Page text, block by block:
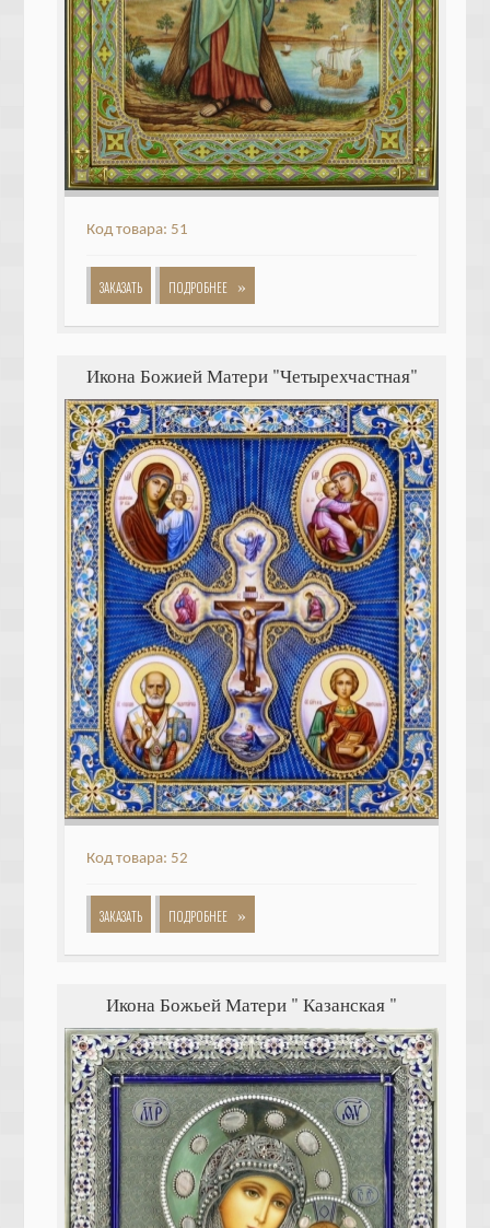
Код товара: 51
ЗАКАЗАТЬ ПОДРОБНЕЕ »
Икона Божией Матери "Четырехчастная"
Код товара: 52
ЗАКАЗАТЬ ПОДРОБНЕЕ »
Икона Божьей Матери " Казанская "